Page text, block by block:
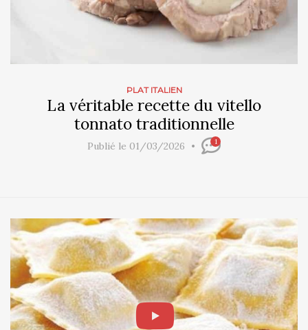
PLAT ITALIEN
La véritable recette du vitello
tonnato traditionnelle
Publié le 01/03/2026 1